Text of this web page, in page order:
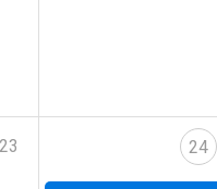
23 24